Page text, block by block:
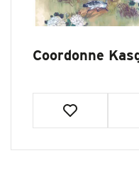
Coordonne